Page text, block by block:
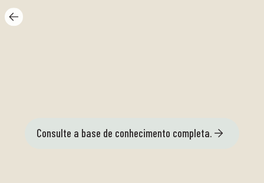
Consulte a base de conhecimento completa.